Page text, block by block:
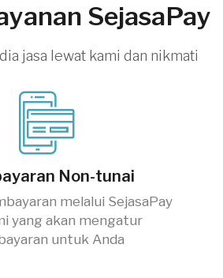
SejasaPay
jasa lewat kami dan nikmati
Non-tunai
melalui SejasaPay
yang akan mengatur
untuk Anda